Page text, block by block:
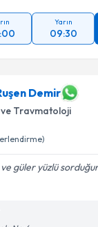
Yarın
09:30
Demir
Travmatoloji
güler yüzlü